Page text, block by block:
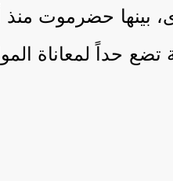
حضرموت منذ
تضع حداً لمعاناة